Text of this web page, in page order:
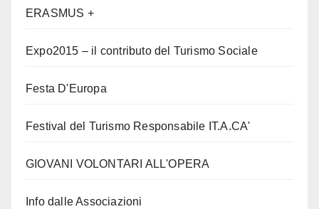
ERASMUS +
Expo2015 – il contributo del Turismo Sociale
Festa D'Europa
Festival del Turismo Responsabile IT.A.CA'
GIOVANI VOLONTARI ALL'OPERA
Info dalle Associazioni